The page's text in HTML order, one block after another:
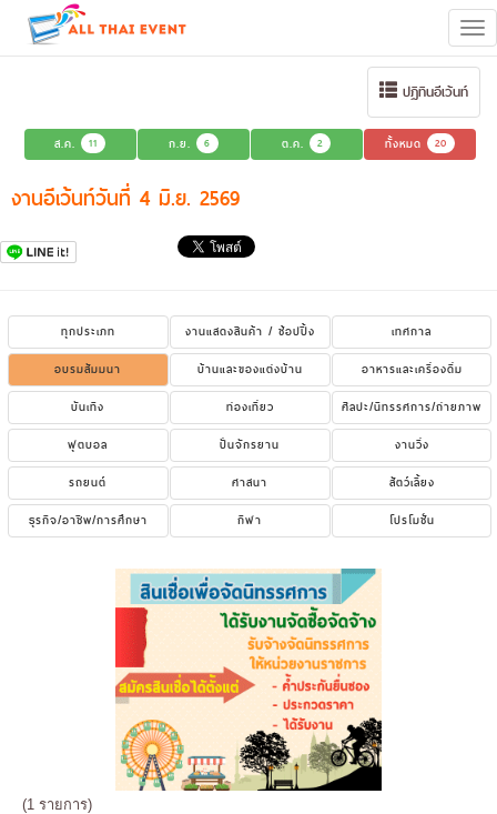
ปฏิทินอีเว้นท์
ส.ค. 11 ก.ย. 6 ต.ค. 2 ทั้งหมด 20
งานอีเว้นท์วันที่ 4 มิ.ย. 2569
ทุกประเภท งานแสดงสินค้า / ช้อปปิ้ง
เทศกาล
อบรมสัมมนา
บ้านและของแต่งบ้าน
อาหารและเครื่องดื่ม
บันเทิง
ท่องเที่ยว
ศิลปะ/นิทรรศการ/ถ่ายภาพ
ฟุตบอล
ปั่นจักรยาน
งานวิ่ง
รถยนต์
ศาสนา
สัตว์เลี้ยง
ธุรกิจ/อาชีพ/การศึกษา
กีฬา โปรโมชั่น
(1 รายการ)